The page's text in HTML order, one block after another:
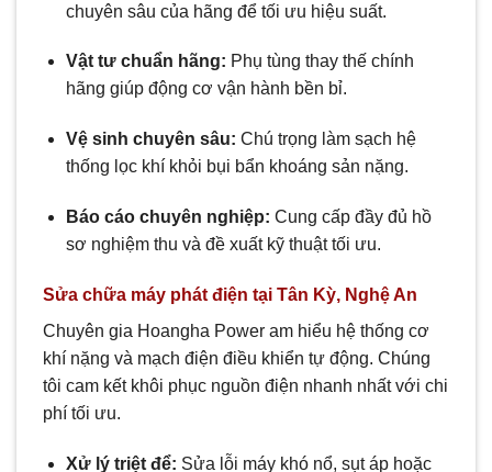
chuyên sâu của hãng để tối ưu hiệu suất.
Vật tư chuẩn hãng: Phụ tùng thay thế chính
hãng giúp động cơ vận hành bền bỉ.
Vệ sinh chuyên sâu: Chú trọng làm sạch hệ
thống lọc khí khỏi bụi bẩn khoáng sản nặng.
Báo cáo chuyên nghiệp: Cung cấp đầy đủ hồ
sơ nghiệm thu và đề xuất kỹ thuật tối ưu.
Sửa chữa máy phát điện tại Tân Kỳ, Nghệ An
Chuyên gia Hoangha Power am hiểu hệ thống cơ
khí nặng và mạch điện điều khiển tự động. Chúng
tôi cam kết khôi phục nguồn điện nhanh nhất với chi
phí tối ưu.
Xử lý triệt để: Sửa lỗi máy khó nổ, sụt áp hoặc